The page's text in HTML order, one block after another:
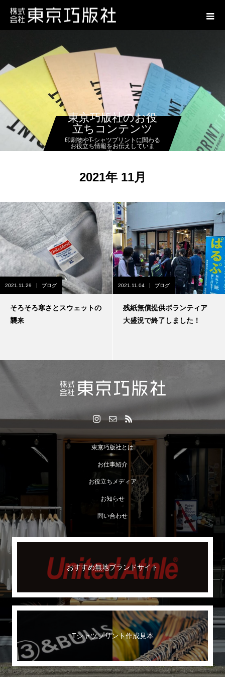
東京巧版社のお役
立ちコンテンツ
印刷物やT-シャツプリントに関わる
お役立ち情報をお伝えしていま
す。
2021年 11月
2021.11.29 ブログ
そろそろ寒さとスウェットの
襲来
2021.11.04 ブログ
残紙無償提供ボランティア
大盛況で終了しました！
東京巧版社とは
お仕事紹介
お役立ちメディア
お知らせ
問い合わせ
おすすめ無地ブランドサイト
Tシャツプリント作成見本